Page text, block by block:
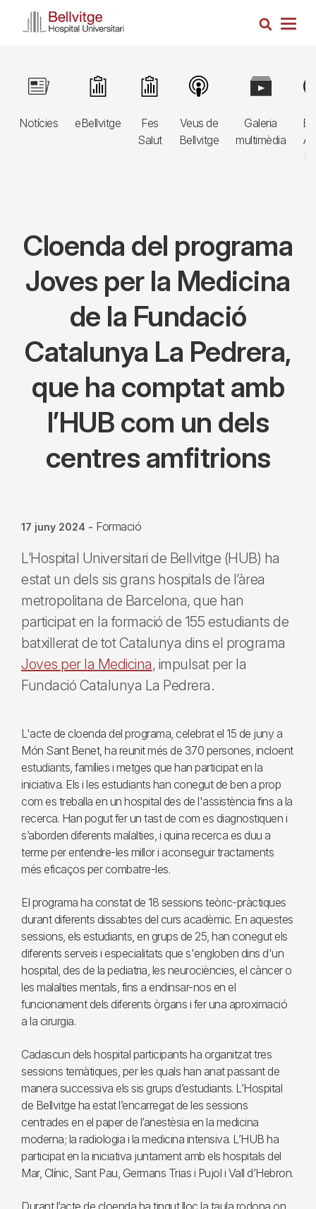
Cerca
Navegació
principal
3r
Notícies
Image
eBellvitge
Image
Fes
Salut
Image
Veus de
Bellvitge
Image
Galeria
multimèdia
Image
Cloenda del programa
Joves per la Medicina
de la Fundació
Catalunya La Pedrera,
que ha comptat amb
l’HUB com un dels
centres amfitrions
17 juny 2024 - Formació
L’Hospital Universitari de Bellvitge (HUB) ha
estat un dels sis grans hospitals de l’àrea
metropolitana de Barcelona, que han
participat en la formació de 155 estudiants de
batxillerat de tot Catalunya dins el programa
Joves per la Medicina, impulsat per la
Fundació Catalunya La Pedrera.
L'acte de cloenda del programa, celebrat el 15 de juny a
Món Sant Benet, ha reunit més de 370 persones, incloent
estudiants, famílies i metges que han participat en la
iniciativa. Els i les estudiants han conegut de ben a prop
com es treballa en un hospital des de l'assistència fins a la
recerca. Han pogut fer un tast de com es diagnostiquen i
s’aborden diferents malalties, i quina recerca es duu a
terme per entendre-les millor i aconseguir tractaments
més eficaços per combatre-les.
El programa ha constat de 18 sessions teòric-pràctiques
durant diferents dissabtes del curs acadèmic. En aquestes
sessions, els estudiants, en grups de 25, han conegut els
diferents serveis i especialitats que s'engloben dins d'un
hospital, des de la pediatria, les neurociències, el càncer o
les malalties mentals, fins a endinsar-nos en el
funcionament dels diferents òrgans i fer una aproximació
a la cirurgia.
Cadascun dels hospital participants ha organitzat tres
sessions temàtiques, per les quals han anat passant de
manera successiva els sis grups d’estudiants. L’Hospital
de Bellvitge ha estat l’encarregat de les sessions
centrades en el paper de l’anestèsia en la medicina
moderna; la radiologia i la medicina intensiva. L’HUB ha
participat en la iniciativa juntament amb els hospitals del
Mar, Clínic, Sant Pau, Germans Trias i Pujol i Vall d’Hebron.
Durant l’acte de cloenda ha tingut lloc la taula rodona on